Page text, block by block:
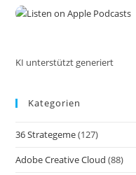
Mit
Handy/Kamera
Self-
Foto
Tätowierer
Up
KI unterstützt generiert
Kategorien
36 Strategeme(127)
Adobe Creative Cloud (88)